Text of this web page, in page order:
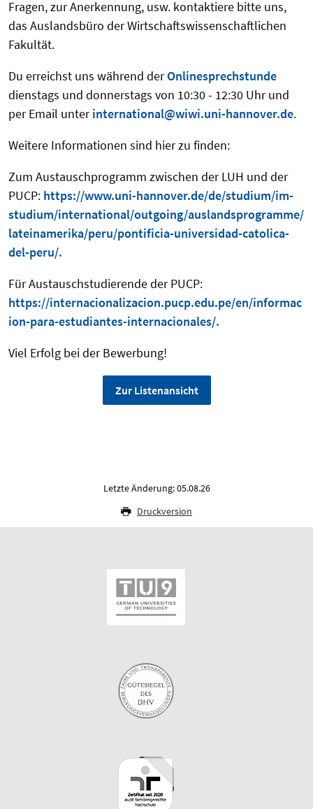
Fragen, zur Anerkennung, usw. kontaktiere bitte uns,
das Auslandsbüro der Wirtschaftswissenschaftlichen
Fakultät.
Du erreichst uns während derOnlinesprechstunde
dienstags und donnerstags von 10:30 - 12:30 Uhr und
per Email unterinternational@wiwi.uni-hannover.de.
Weitere Informationen sind hier zu finden:
Zum Austauschprogramm zwischen der LUH und der
PUCP: https://www.uni-hannover.de/de/studium/im-
studium/international/outgoing/auslandsprogramme/
lateinamerika/peru/pontificia-universidad-catolica-
del-peru/.
Für Austauschstudierende der PUCP:
https://internacionalizacion.pucp.edu.pe/en/informac
ion-para-estudiantes-internacionales/.
Viel Erfolg bei der Bewerbung!
Zur Listenansicht
Letzte Änderung: 05.08.26
Druckversion